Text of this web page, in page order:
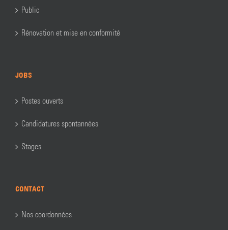
Public
Rénovation et mise en conformité
JOBS
Postes ouverts
Candidatures spontannées
Stages
CONTACT
Nos coordonnées